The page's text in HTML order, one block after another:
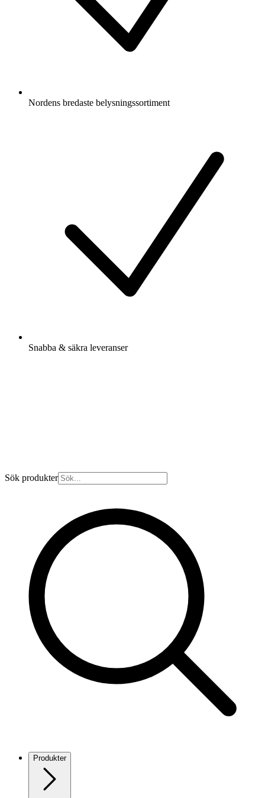
Nordens bredaste belysningssortiment
Snabba & säkra leveranser
Sök produkter
Produkter